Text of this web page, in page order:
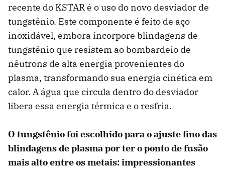
recente do KSTAR é o uso do novo desviador de
tungstênio. Este componente é feito de aço
inoxidável, embora incorpore blindagens de
tungstênio que resistem ao bombardeio de
nêutrons de alta energia provenientes do
plasma, transformando sua energia cinética em
calor. A água que circula dentro do desviador
libera essa energia térmica e o resfria.
O tungstênio foi escolhido para o ajuste fino das
blindagens de plasma por ter o ponto de fusão
mais alto entre os metais: impressionantes